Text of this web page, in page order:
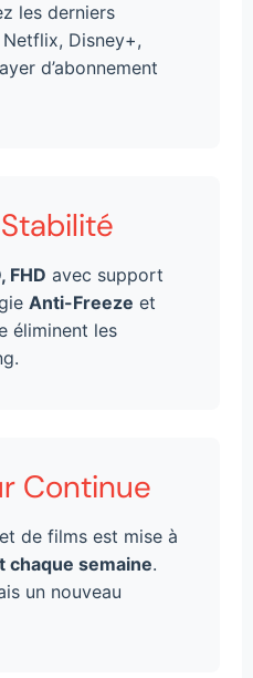
les derniers
Disney+,
d’abonnement
FHD avec support
Anti-Freeze et
éliminent les
Continue
de films est mise à
chaque semaine.
un nouveau